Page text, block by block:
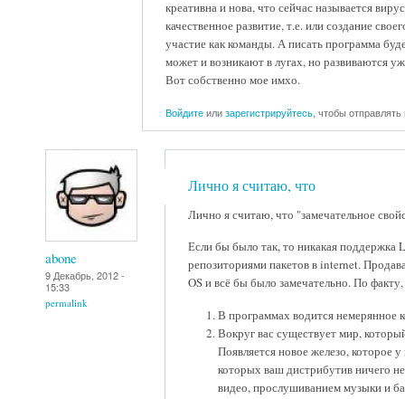
креативна и нова, что сейчас называется
качественное развитие, т.е. или создание
участие как команды. А писать программа
может и возникают в лугах, но развиваются
Вот собственно мое имхо.
Войдитеилизарегистрируйтесь, чтобы
abone
9 Декабрь, 2012 -
15:33
permalink
Лично я считаю, что
Лично я считаю, что "замечательное
Если бы было так, то никакая поддержка
репозиториями пакетов в internet.
OS и всё бы было замечательно. По
В программах водится немерянное
Вокруг вас существует мир,
Появляется новое железо, которое
которых ваш дистрибутив ничего
видео, прослушиванием музыки и